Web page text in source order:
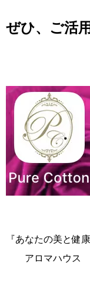
ぜひ、ご活
『あなたの美と健
アロマハウス